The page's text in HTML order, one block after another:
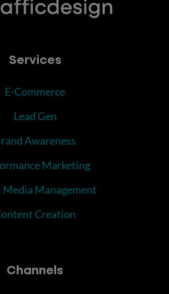
Services
E-Commerce
Lead Gen
Awareness
Marketing
Media Management
Creation
Channels